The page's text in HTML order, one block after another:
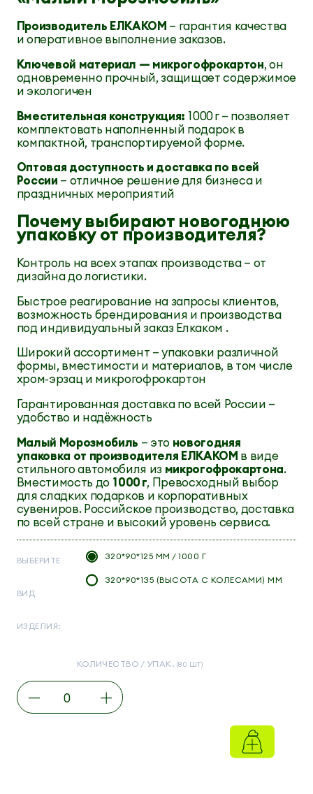
Производитель ЕЛКАКОМ — гарантия качества
и оперативное выполнение заказов.
Ключевой материал — микрогофрокартон, он
одновременно прочный, защищает содержимое
и экологичен
Вместительная конструкция: 1 000 г — позволяет
комплектовать наполненный подарок в
компактной, транспортируемой форме.
Оптовая доступность и доставка по всей
России — отличное решение для бизнеса и
праздничных мероприятий
Почему выбирают новогоднюю
упаковку от производителя?
Контроль на всех этапах производства — от
дизайна до логистики.
Быстрое реагирование на запросы клиентов,
возможность брендирования и производства
под индивидуальный заказ Елкаком .
Широкий ассортимент — упаковки различной
формы, вместимости и материалов, в том числе
хром‑эрзац и микрогофрокартон
Гарантированная доставка по всей России —
удобство и надёжность
Малый Морозмобиль — это новогодняя
упаковка от производителя ЕЛКАКОМ в виде
стильного автомобиля из микрогофрокартона.
Вместимость до1 000 г, Превосходный выбор
для сладких подарков и корпоративных
сувениров. Российское производство, доставка
по всей стране и высокий уровень сервиса.
ВЫБЕРИТЕ
ВИД
ИЗДЕЛИЯ:
320*90*125 ММ / 1000 Г
320*90*135 (ВЫСОТА С КОЛЕСАМИ) ММ
КОЛИЧЕСТВО / УПАК. (80 ШТ)